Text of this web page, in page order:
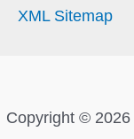
XML Sitemap
Copyright © 2026